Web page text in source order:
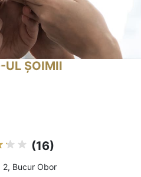
UL ȘOIMII
(16)
2, Bucur Obor